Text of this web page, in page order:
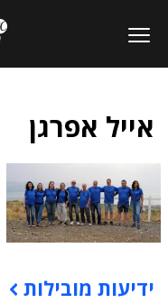
אייל אפרגן
תוכן פרסומי
ידיעות מובילות